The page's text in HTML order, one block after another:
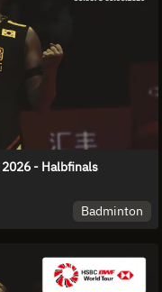
- Halbfinals
Badminton